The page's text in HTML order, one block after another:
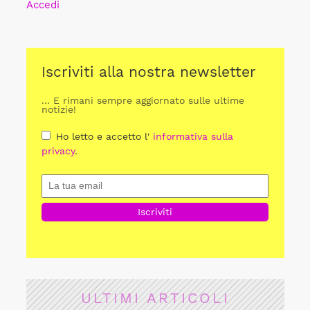
Accedi
Iscriviti alla nostra newsletter
... E rimani sempre aggiornato sulle ultime
notizie!
Ho letto e accetto l' informativa sulla
privacy.
ULTIMI ARTICOLI